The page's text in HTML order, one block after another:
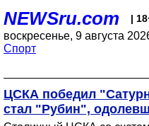
NEWSru.com |
воскресенье, 9 августа
Спорт
ЦСКА победил
стал "Рубин",